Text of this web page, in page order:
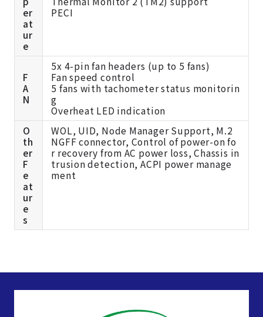
er
at
ur
e
PECI
F
A
N
5x 4-pin fan headers (up to 5 fans)
Fan speed control
5 fans with tachometer status monitorin
g
Overheat LED indication
O
th
er
F
e
at
ur
e
s
WOL, UID, Node Manager Support, M.2
NGFF connector, Control of power-on fo
r recovery from AC power loss, Chassis in
trusion detection, ACPI power manage
ment